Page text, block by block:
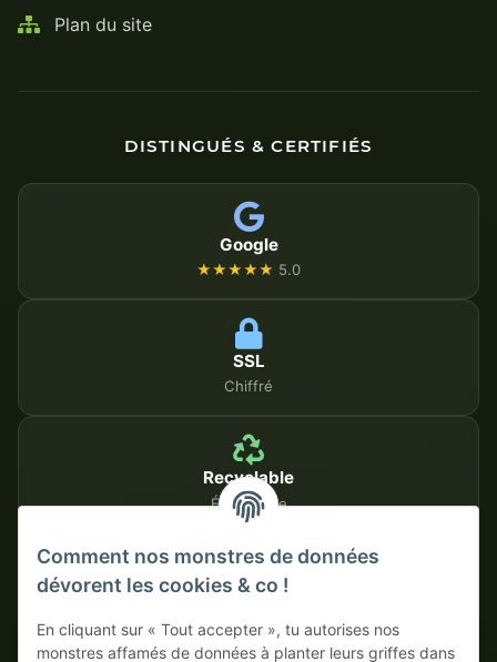
Plan du site
DISTINGUÉS & CERTIFIÉS
Google
★★★★★ 5.0
SSL
Chiffré
Recyclable
Écologique
MÉTHODES DE PAIEMENT SÉCURISÉES
Sur facture Paiement anticipé avec escompte
Comment nos monstres de données
dévorent les cookies & co !
En cliquant sur « Tout accepter », tu autorises nos
monstres affamés de données à planter leurs griffes dans